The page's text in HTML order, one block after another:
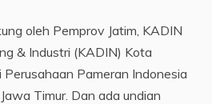
oleh Pemprov Jatim, KADIN
& Industri (KADIN) Kota
Perusahaan Pameran Indonesia
Timur. Dan ada undian